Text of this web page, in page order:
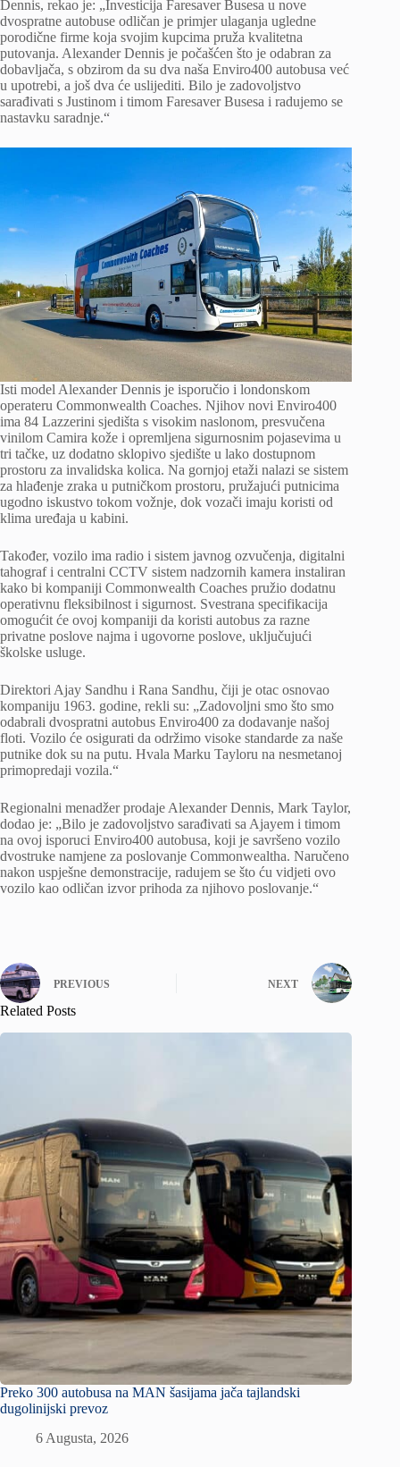
Dennis, rekao je: „Investicija Faresaver Busesa u nove
dvospratne autobuse odličan je primjer ulaganja ugledne
porodične firme koja svojim kupcima pruža kvalitetna
putovanja. Alexander Dennis je počašćen što je odabran za
dobavljača, s obzirom da su dva naša Enviro400 autobusa već
u upotrebi, a još dva će uslijediti. Bilo je zadovoljstvo
sarađivati ​​s Justinom i timom Faresaver Busesa i radujemo se
nastavku saradnje.“
Isti model Alexander Dennis je isporučio i londonskom
operateru Commonwealth Coaches. Njihov novi Enviro400
ima 84 Lazzerini sjedišta s visokim naslonom, presvučena
vinilom Camira kože i opremljena sigurnosnim pojasevima u
tri tačke, uz dodatno sklopivo sjedište u lako dostupnom
prostoru za invalidska kolica. Na gornjoj etaži nalazi se sistem
za hlađenje zraka u putničkom prostoru, pružajući putnicima
ugodno iskustvo tokom vožnje, dok vozači imaju koristi od
klima uređaja u kabini.
Također, vozilo ima radio i sistem javnog ozvučenja, digitalni
tahograf i centralni CCTV sistem nadzornih kamera instaliran
kako bi kompaniji Commonwealth Coaches pružio dodatnu
operativnu fleksibilnost i sigurnost. Svestrana specifikacija
omogućit će ovoj kompaniji da koristi autobus za razne
privatne poslove najma i ugovorne poslove, uključujući
školske usluge.
Direktori Ajay Sandhu i Rana Sandhu, čiji je otac osnovao
kompaniju 1963. godine, rekli su: „Zadovoljni smo što smo
odabrali dvospratni autobus Enviro400 za dodavanje našoj
floti. Vozilo će osigurati da održimo visoke standarde za naše
putnike dok su na putu. Hvala Marku Tayloru na nesmetanoj
primopredaji vozila.“
Regionalni menadžer prodaje Alexander Dennis, Mark Taylor,
dodao je: „Bilo je zadovoljstvo sarađivati ​​sa Ajayem i timom
na ovoj isporuci Enviro400 autobusa, koji je savršeno vozilo
dvostruke namjene za poslovanje Commonwealtha. Naručeno
nakon uspješne demonstracije, radujem se što ću vidjeti ovo
vozilo kao odličan izvor prihoda za njihovo poslovanje.“
PREVIOUS NEXT
Related Posts
Preko 300 autobusa na MAN šasijama jača tajlandski
dugolinijski prevoz
6 Augusta, 2026